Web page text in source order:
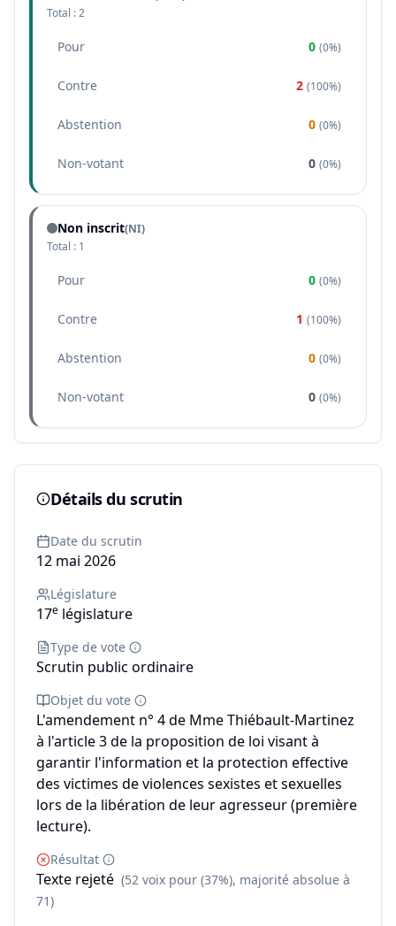
Total :2
Pour 0 (0%)
Contre 2 (100%)
Abstention 0 (0%)
Non-votant 0 (0%)
Non inscrit(NI)
Total : 1
Pour 0 (0%)
Contre 1 (100%)
Abstention 0 (0%)
Non-votant 0 (0%)
Détails du scrutin
Date du scrutin
12 mai 2026
Législature
17e législature
Type de vote
Scrutin public ordinaire
Objet du vote
L'amendement n° 4 de Mme Thiébault-Martinez
à l'article 3 de la proposition de loi visant à
garantir l'information et la protection effective
des victimes de violences sexistes et sexuelles
lors de la libération de leur agresseur (première
lecture).
Résultat
Texte rejeté (52 voix pour (37%), majorité absolue à
71)